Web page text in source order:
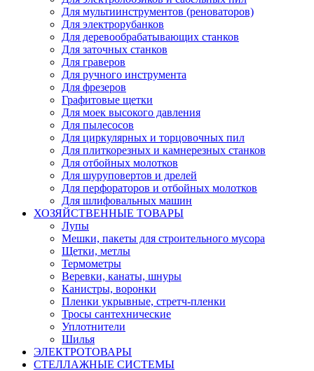
Для мультиинструментов (реноваторов)
Для электрорубанков
Для деревообрабатывающих станков
Для заточных станков
Для граверов
Для ручного инструмента
Для фрезеров
Графитовые щетки
Для моек высокого давления
Для пылесосов
Для циркулярных и торцовочных пил
Для плиткорезных и камнерезных станков
Для отбойных молотков
Для шуруповертов и дрелей
Для перфораторов и отбойных молотков
Для шлифовальных машин
ХОЗЯЙСТВЕННЫЕ ТОВАРЫ
Лупы
Мешки, пакеты для строительного мусора
Щетки, метлы
Термометры
Веревки, канаты, шнуры
Канистры, воронки
Пленки укрывные, стретч-пленки
Тросы сантехнические
Уплотнители
Шилья
ЭЛЕКТРОТОВАРЫ
СТЕЛЛАЖНЫЕ СИСТЕМЫ